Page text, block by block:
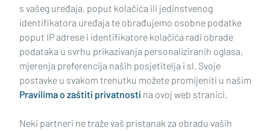
Impressum Uvjeti korištenja Politika privatnosti
Politika kolačića Kontakt Pritužbe Suradnici
Oglašavanje
s vašeg uređaja, poput kolačića ili jedinstvenog
identifikatora uređaja te obrađujemo osobne podatke
poput IP adrese i identifikatore kolačića radi obrade
podataka u svrhu prikazivanja personaliziranih oglasa,
mjerenja preferencija naših posjetitelja i sl. Svoje
postavke u svakom trenutku možete promijeniti u našim
Pravilima o zaštiti privatnosti na ovoj web stranici.
Neki partneri ne traže vaš pristanak za obradu vaših